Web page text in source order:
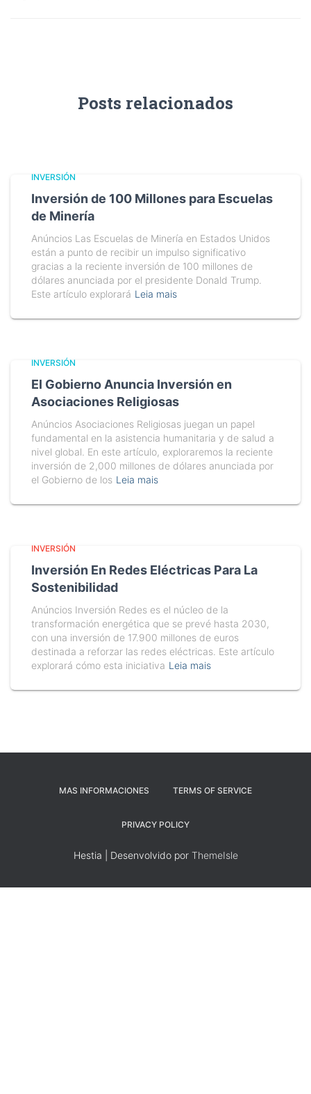
Posts relacionados
INVERSIÓN
Inversión de 100 Millones para Escuelas
de Minería
Anúncios Las Escuelas de Minería en Estados Unidos
están a punto de recibir un impulso significativo
gracias a la reciente inversión de 100 millones de
dólares anunciada por el presidente Donald Trump.
Este artículo explorará Leia mais
INVERSIÓN
El Gobierno Anuncia Inversión en
Asociaciones Religiosas
Anúncios Asociaciones Religiosas juegan un papel
fundamental en la asistencia humanitaria y de salud a
nivel global. En este artículo, exploraremos la reciente
inversión de 2,000 millones de dólares anunciada por
el Gobierno de los Leia mais
INVERSIÓN
Inversión En Redes Eléctricas Para La
Sostenibilidad
Anúncios Inversión Redes es el núcleo de la
transformación energética que se prevé hasta 2030,
con una inversión de 17.900 millones de euros
destinada a reforzar las redes eléctricas. Este artículo
explorará cómo esta iniciativa Leia mais
MAS INFORMACIONES TERMS OF SERVICE
PRIVACY POLICY
Hestia | Desenvolvido por ThemeIsle